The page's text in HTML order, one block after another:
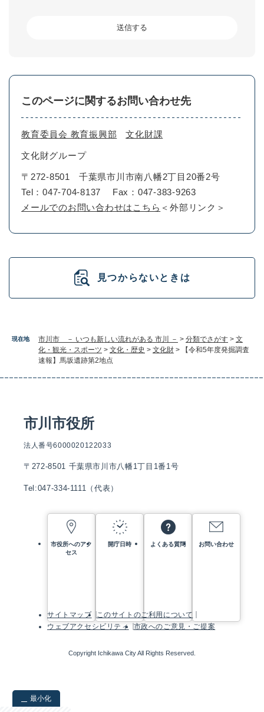
現在地 市川市 － いつも新しい流れがある 市川 － > 分類でさがす > 文
化・観光・スポーツ > 文化・歴史 > 文化財 >
【令和5年度発掘調査
速報】馬坂遺跡第2地点
このページに関するお問い合わせ先
教育委員会 教育振興部 文化財課
文化財グループ
〒272-8501
千葉県市川市南八幡2丁目20番2号
Tel：047-704-8137
Fax：047-383-9263
メールでのお問い合わせはこちら ＜外部リンク＞
見つからないときは
市川市役所
法人番号6000020122033
〒272-8501 千葉県市川市八幡1丁目1番1号
Tel:047-334-1111（代表）
市役所へのアク
セス
開庁日時 よくある質問 お問い合わせ
サイトマップ
このサイトのご利用について
ウェブアクセシビリティ
市政へのご意見・ご提案
Copyright Ichikawa City All Rights Reserved.
最小化